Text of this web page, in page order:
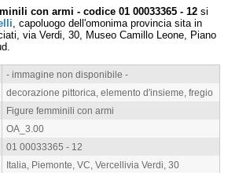
con armi - codice 01 00033365 - 12 si
, capoluogo dell'omonima provincia sita in
via Verdi, 30, Museo Camillo Leone, Piano
- immagine non disponibile -
decorazione pittorica, elemento d'insieme, fregio
Figure femminili con armi
OA_3.00
01 00033365 - 12
Italia, Piemonte, VC, Vercellivia Verdi, 30